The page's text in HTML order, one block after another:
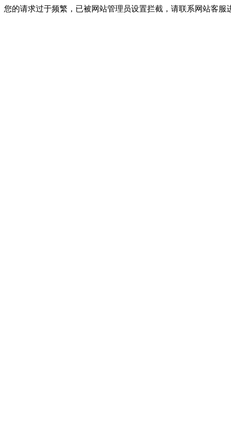
您的请求过于频繁，已被网站管理员设置拦截，请联系网站客服